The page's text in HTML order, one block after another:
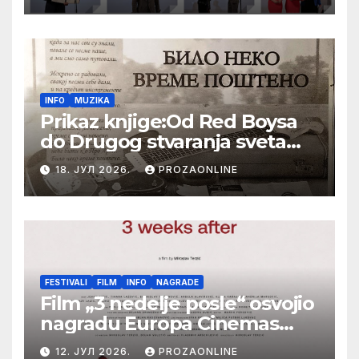
Festival evropskog filma Palić
INFO MUZIKA
Prikaz knjige:Od Red Boysa
do Drugog stvaranja sveta
(bilo neko vreme pošteno)
(autor- Zlatomira Sremca,
Botoš 2022. godine,
samizdat)
18. ЈУЛ 2026. PROZAONLINE
FESTIVALI FILM INFO NAGRADE
Film „3 nedelje posle“ osvojio
nagradu Europa Cinemas
Label na Filmskom festivalu
12. ЈУЛ 2026. PROZAONLINE